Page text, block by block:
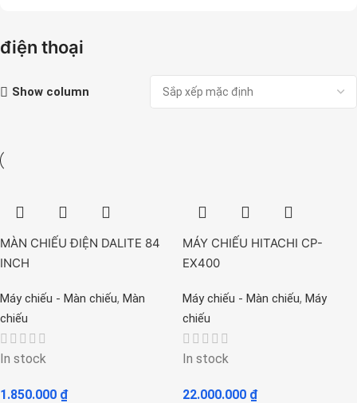
điện thoại
Show column
MÀN CHIẾU ĐIỆN DALITE 84
INCH
Máy chiếu - Màn chiếu, Màn
chiếu
In stock
1.850.000 ₫
MÁY CHIẾU HITACHI CP-
EX400
Máy chiếu - Màn chiếu, Máy
chiếu
In stock
22.000.000 ₫